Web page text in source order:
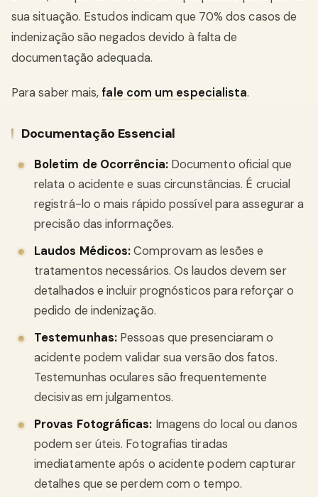
sua situação. Estudos indicam que 70% dos casos de
indenização são negados devido à falta de
documentação adequada.
Para saber mais,fale com um especialista.
Documentação Essencial
Boletim de Ocorrência:Documento oficial que
relata o acidente e suas circunstâncias. É crucial
registrá-lo o mais rápido possível para assegurar a
precisão das informações.
Laudos Médicos:Comprovam as lesões e
tratamentos necessários. Os laudos devem ser
detalhados e incluir prognósticos para reforçar o
pedido de indenização.
Testemunhas: Pessoas que presenciaram o
acidente podem validar sua versão dos fatos.
Testemunhas oculares são frequentemente
decisivas em julgamentos.
Provas Fotográficas: Imagens do local ou danos
podem ser úteis. Fotografias tiradas
imediatamente após o acidente podem capturar
detalhes que se perdem com o tempo.